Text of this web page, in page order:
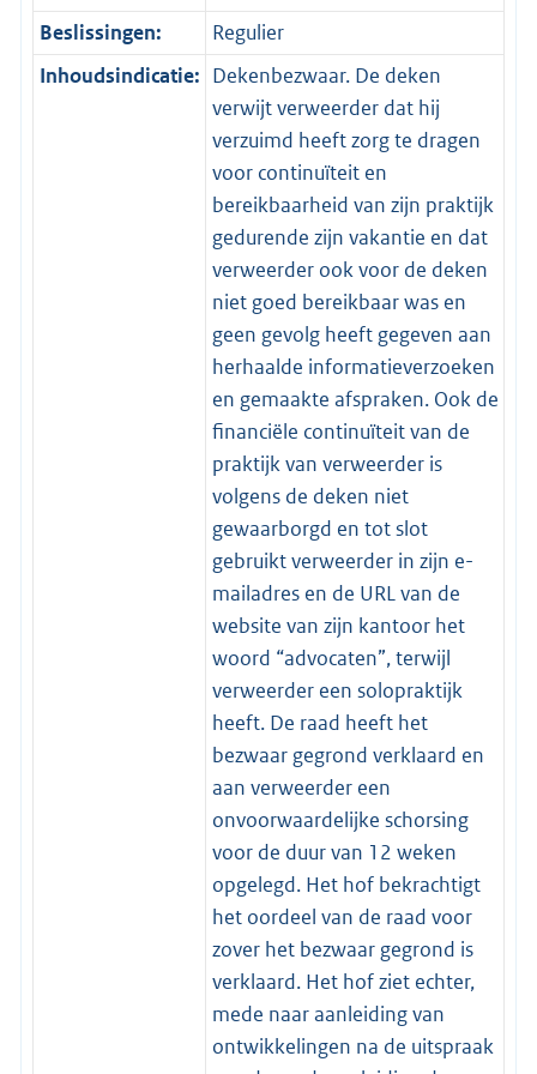
Beslissingen:
Regulier
Inhoudsindicatie: Dekenbezwaar. De deken
verwijt verweerder dat hij
verzuimd heeft zorg te dragen
voor continuïteit en
bereikbaarheid van zijn praktijk
gedurende zijn vakantie en dat
verweerder ook voor de deken
niet goed bereikbaar was en
geen gevolg heeft gegeven aan
herhaalde informatieverzoeken
en gemaakte afspraken. Ook de
financiële continuïteit van de
praktijk van verweerder is
volgens de deken niet
gewaarborgd en tot slot
gebruikt verweerder in zijn e-
mailadres en de URL van de
website van zijn kantoor het
woord “advocaten”, terwijl
verweerder een solopraktijk
heeft. De raad heeft het
bezwaar gegrond verklaard en
aan verweerder een
onvoorwaardelijke schorsing
voor de duur van 12 weken
opgelegd. Het hof bekrachtigt
het oordeel van de raad voor
zover het bezwaar gegrond is
verklaard. Het hof ziet echter,
mede naar aanleiding van
ontwikkelingen na de uitspraak